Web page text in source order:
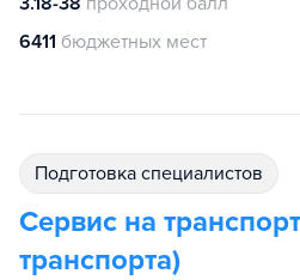
6411 бюджетных мест
подготовка специалистов
Сервис на
транспорта)